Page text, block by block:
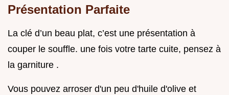
Présentation Parfaite
La clé d’un beau plat, c’est une présentation à
couper le souffle. une fois votre tarte cuite, pensez à
la garniture .
Vous pouvez arroser d'un peu d'huile d'olive et